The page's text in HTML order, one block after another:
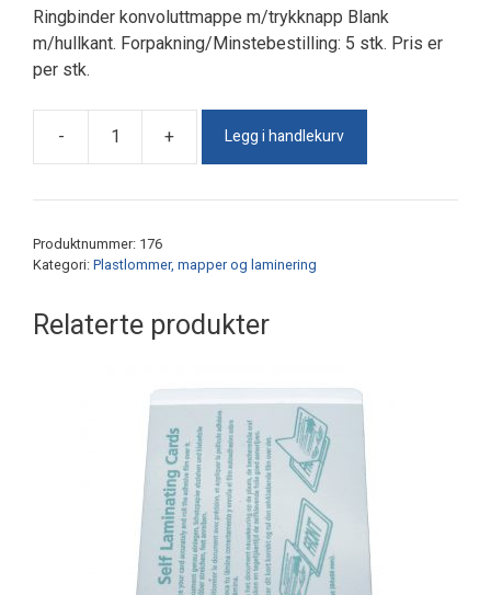
Ringbinder konvoluttmappe m/trykknapp Blank
m/hullkant. Forpakning/Minstebestilling: 5 stk. Pris er
per stk.
-
Ringbinder
knapp
+ Legg i handlekurv
Produktnummer: 176
Kategori: Plastlommer, mapper og laminering
Relaterte produkter